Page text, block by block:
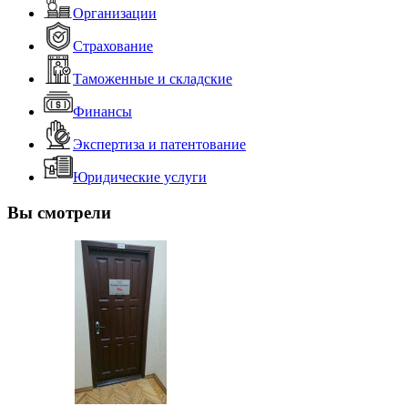
Организации
Страхование
Таможенные и складские
Финансы
Экспертиза и патентование
Юридические услуги
Вы смотрели